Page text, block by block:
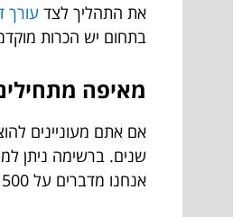
את התהליך לצד עורך
בתחום יש הכרות
מאיפה
אם אתם מעוניינים
שנים. ברשימה ניתן
אנחנו מדברים על 500 שנה אחורה), כך שבדיקה קצרה מול עורך דין תוכל לסייע לכם לוודא האם אתם זכאים או לא.